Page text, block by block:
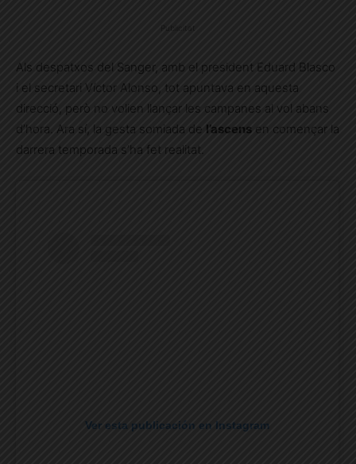
Publicitat
Als despatxos del Sanger, amb el president Eduard Blasco
i el secretari Víctor Alonso, tot apuntava en aquesta
direcció, però no volien llançar les campanes al vol abans
d’hora. Ara sí, la gesta somiada de l’ascens en començar la
darrera temporada s’ha fet realitat.
Ver esta publicación en Instagram